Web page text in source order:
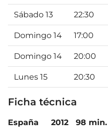
Sábado 13 22:30
Domingo 14 17:00
Domingo 14 20:00
Lunes 15 20:30
Ficha técnica
España 2012 98 min.